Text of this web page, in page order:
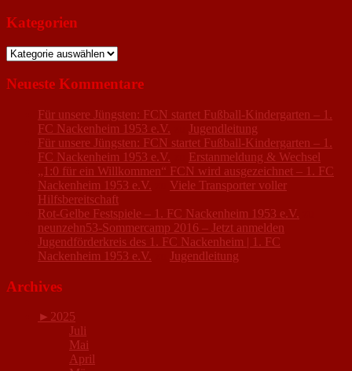
Kategorien
Kategorien
Neueste Kommentare
Für unsere Jüngsten: FCN startet Fußball-Kindergarten – 1.
FC Nackenheim 1953 e.V.
Jugendleitung
Für unsere Jüngsten: FCN startet Fußball-Kindergarten – 1.
FC Nackenheim 1953 e.V.
Erstanmeldung & Wechsel
„1:0 für ein Willkommen“ FCN wird ausgezeichnet – 1. FC
Nackenheim 1953 e.V.
Viele Transporter voller
Hilfsbereitschaft
Rot-Gelbe Festspiele – 1. FC Nackenheim 1953 e.V.
neunzehn53-Sommercamp 2016 – Jetzt anmelden
Jugendförderkreis des 1. FC Nackenheim | 1. FC
Nackenheim 1953 e.V.
Jugendleitung
Archives
► 2025
Juli
Mai
April